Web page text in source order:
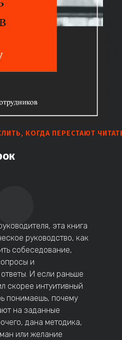
КОГДА ПЕРЕСТАЮТ
эта книга
руководство, как
собеседование,
и
И если раньше
скорее интуитивный
понимаешь, почему
на заданные
дана методика,
или желание